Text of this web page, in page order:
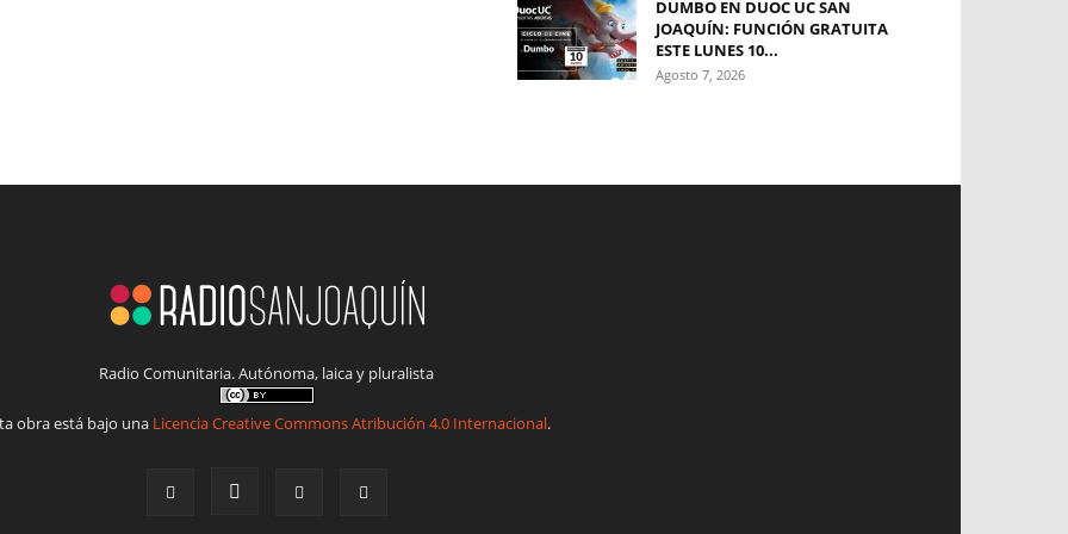
DUMBO EN DUOC UC SAN
JOAQUÍN: FUNCIÓN GRATUITA
ESTE LUNES 10...
Agosto 7, 2026
Radio Comunitaria. Autónoma, laica y pluralista
obra está bajo una Licencia Creative Commons Atribución 4.0 Internacional.